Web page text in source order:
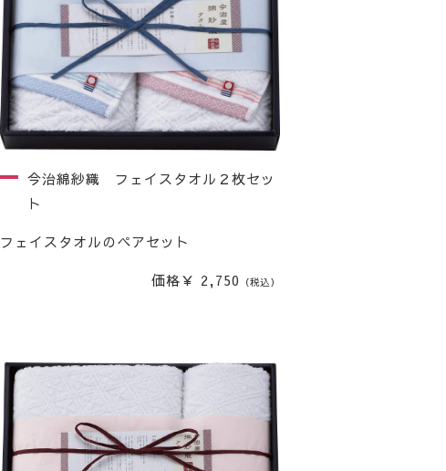
今治綿紗織 フェイスタオル２枚セッ
ト
フェイスタオルのペアセット
価格￥ 2,750 （税込）